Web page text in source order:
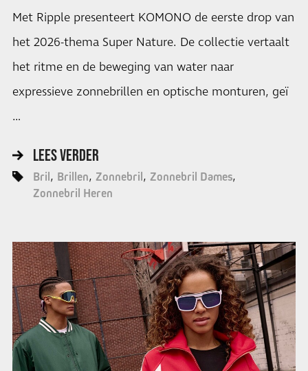
Met Ripple presenteert KOMONO de eerste drop van
het 2026-thema Super Nature. De collectie vertaalt
het ritme en de beweging van water naar
expressieve zonnebrillen en optische monturen, geï
…
LEES VERDER
Bril Brillen Zonnebril
Zonnebril Dames
Zonnebril Heren